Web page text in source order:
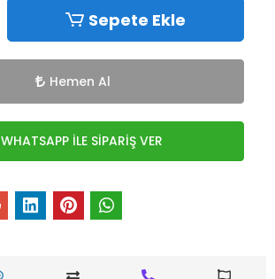
Sepete Ekle
Hemen Al
WHATSAPP İLE SİPARİŞ VER